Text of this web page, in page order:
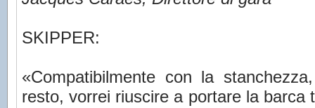
SKIPPER:
«Compatibilmente con la
resto, vorrei riuscire a portare la barca